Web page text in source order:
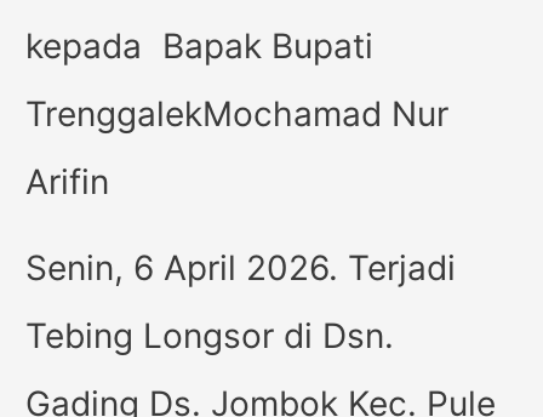
kepada Bapak Bupati
TrenggalekMochamad Nur
Arifin
Senin, 6 April 2026. Terjadi
Tebing Longsor di Dsn.
Gading Ds. Jombok Kec. Pule